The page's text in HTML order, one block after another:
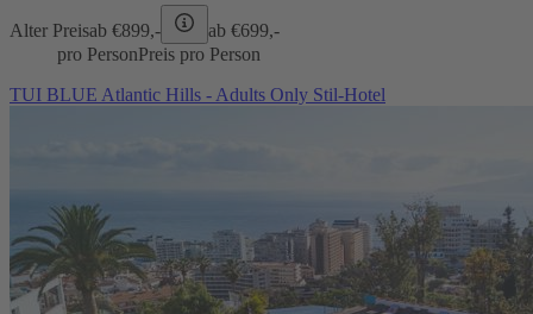
Alter Preisab €899,- ab €699,-
pro PersonPreis pro Person
TUI BLUE Atlantic Hills - Adults Only Stil-Hotel